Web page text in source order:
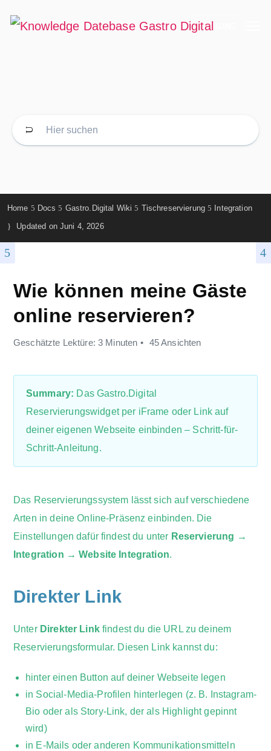
LOGIN
Home Docs Gastro.Digital Wiki Tischreservierung
Integration
Updated on Juni 4, 2026
Wie können meine Gäste
online reservieren?
Geschätzte Lektüre: 3 Minuten 45 Ansichten
Summary: Das Gastro.Digital
Reservierungswidget per iFrame oder Link auf
deiner eigenen Webseite einbinden – Schritt-für-
Schritt-Anleitung.
Das Reservierungssystem lässt sich auf verschiedene
Arten in deine Online-Präsenz einbinden. Die
Einstellungen dafür findest du unter Reservierung →
Integration → Website Integration.
Direkter Link
Unter Direkter Linkfindest du die URL zu deinem
Reservierungsformular. Diesen Link kannst du:
hinter einen Button auf deiner Webseite legen
in Social-Media-Profilen hinterlegen (z. B. Instagram-
Bio oder als Story-Link, der als Highlight gepinnt
wird)
in E-Mails oder anderen Kommunikationsmitteln